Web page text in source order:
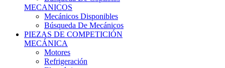
MECANICOS
Mecánicos Disponibles
Búsqueda De Mecánicos
PIEZAS DE COMPETICIÓN
MECÁNICA
Motores
Refrigeración